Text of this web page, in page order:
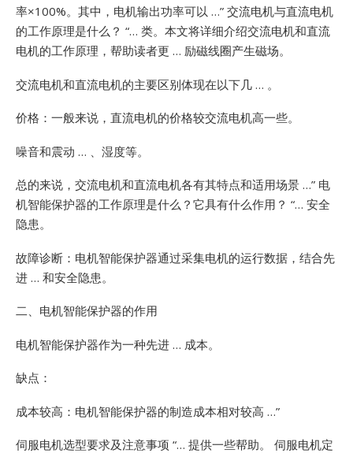
率×100%。其中，电机输出功率可以 …” 交流电机与直流电机
的工作原理是什么？ “… 类。本文将详细介绍交流电机和直流
电机的工作原理，帮助读者更 … 励磁线圈产生磁场。
交流电机和直流电机的主要区别体现在以下几 … 。
价格：一般来说，直流电机的价格较交流电机高一些。
噪音和震动 … 、湿度等。
总的来说，交流电机和直流电机各有其特点和适用场景 …” 电
机智能保护器的工作原理是什么？它具有什么作用？ “… 安全
隐患。
故障诊断：电机智能保护器通过采集电机的运行数据，结合先
进 … 和安全隐患。
二、电机智能保护器的作用
电机智能保护器作为一种先进 … 成本。
缺点：
成本较高：电机智能保护器的制造成本相对较高 …”
伺服电机选型要求及注意事项 “… 提供一些帮助。 伺服电机定